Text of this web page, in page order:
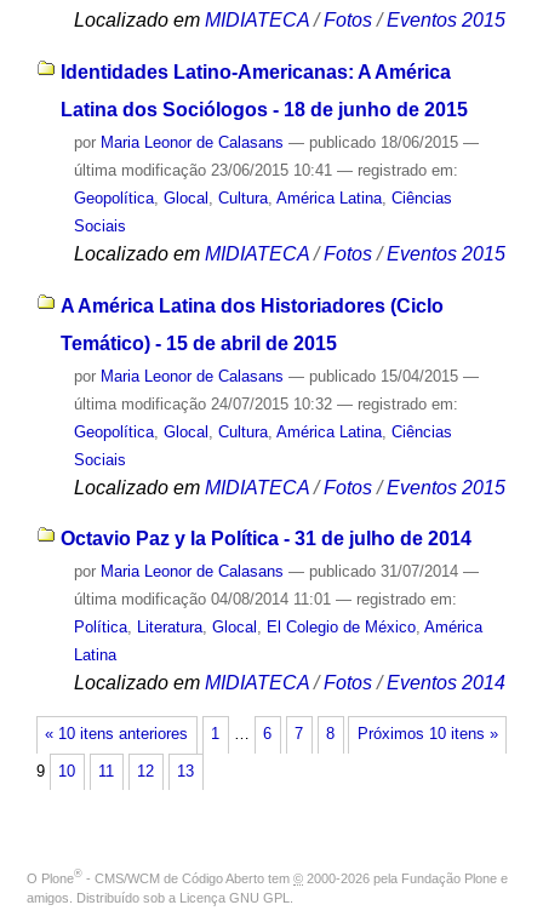
Localizado em MIDIATECA /Fotos /Eventos 2015
Identidades Latino-Americanas: A América
Latina dos Sociólogos - 18 de junho de 2015
por Maria Leonor de Calasans — publicado18/06/2015 —
última modificação23/06/2015 10:41 — registrado em:
Geopolítica, Glocal Cultura, América Latina, Ciências
Sociais
Localizado em MIDIATECA /Fotos /Eventos 2015
A América Latina dos Historiadores (Ciclo
Temático) - 15 de abril de 2015
por Maria Leonor de Calasans — publicado15/04/2015 —
última modificação24/07/2015 10:32 — registrado em:
Geopolítica, Glocal Cultura, América Latina, Ciências
Sociais
Localizado em MIDIATECA /Fotos /Eventos 2015
Octavio Paz y la Política - 31 de julho de 2014
por Maria Leonor de Calasans — publicado31/07/2014 —
última modificação04/08/2014 11:01 — registrado em:
Política, Literatura, Glocal , El Colegio de México, América
Latina
Localizado em MIDIATECA /Fotos /Eventos 2014
« 10 itens anteriores Próximos 10 itens »
1 … 6 7 8
9 10 11 12 13
O Plone® - CMS/WCM de Código Aberto tem © 2000-2026 pela Fundação Plone e
amigos. Distribuído sob a Licença GNU GPL